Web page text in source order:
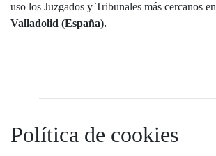
uso los Juzgados y Tribunales más cercanos en
Valladolid (España).
Política de cookies